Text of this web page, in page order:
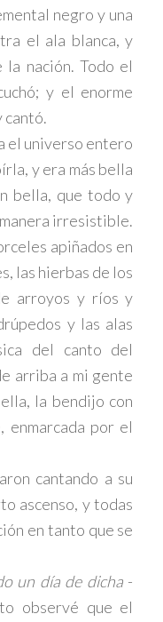
negro y una
el ala blanca, y
nación. Todo el
y el enorme
cantó.
el universo entero
y era más bella
bella, que todo y
irresistible.
apiñados en
las hierbas de los
arroyos y ríos y
y las alas
del canto del
arriba a mi gente
la bendijo con
por el
cantando a su
ascenso, y todas
en tanto que se
un día de dicha-
observé que el